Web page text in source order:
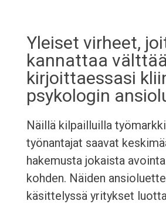
Yleiset virheet,
kannattaa
kirjoittaessasi
psykologin
Näillä kilpailluilla
työnantajat saavat
hakemusta jokaista
kohden. Näiden
käsittelyssä yritykset